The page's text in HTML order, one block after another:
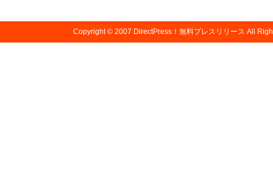
Copyright © 2007 DirectPress！無料プレスリリース All